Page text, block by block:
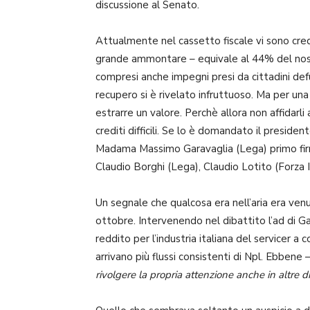
discussione al Senato.
Attualmente nel cassetto fiscale vi sono
grande ammontare – equivale al 44% del
compresi anche impegni presi da cittadini
recupero si è rivelato infruttuoso. Ma per
estrarre un valore. Perchè allora non
crediti difficili. Se lo è domandato il
Madama Massimo Garavaglia (Lega) primo
Claudio Borghi (Lega), Claudio Lotito
Un segnale che qualcosa era nell’aria era
ottobre. Intervenendo nel dibattito l’ad di
reddito per l’industria italiana del servicer a
arrivano più flussi consistenti di Npl. Ebbene
rivolgere la propria attenzione anche in altre